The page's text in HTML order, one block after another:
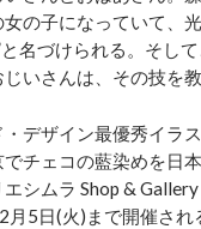
の子になっていて、
名づけられる。そし
いさんは、その技を教
デザイン最優秀イラ
チェコの藍染めを日
シムラ Shop &
5日(火)まで開催され